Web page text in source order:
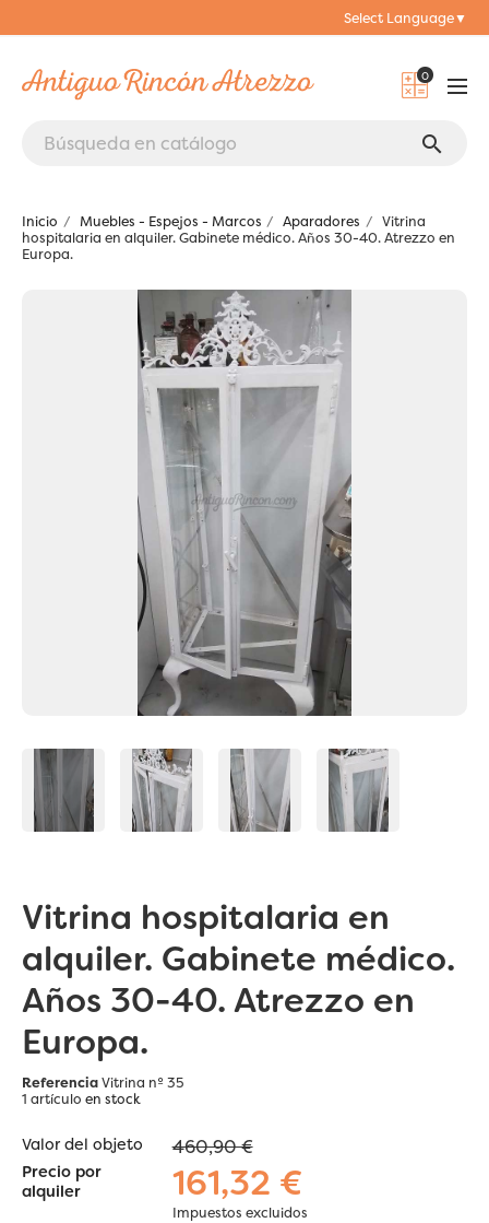
Select Language▼
0
search
Inicio Muebles - Espejos - Marcos Aparadores
Vitrina
hospitalaria en alquiler. Gabinete médico. Años 30-40. Atrezzo en
Europa.
Vitrina hospitalaria en
alquiler. Gabinete médico.
Años 30-40. Atrezzo en
Europa.
ReferenciaVitrina nº 35
1 artículo en stock
Valor del objeto 460,90 €
Precio por
alquiler
161,32 €
Impuestos excluidos